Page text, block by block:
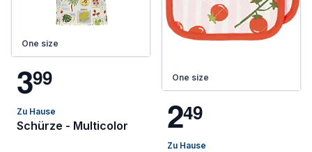
One size
399
Zu Hause
Schürze - Multicolor
One size
249
Zu Hause